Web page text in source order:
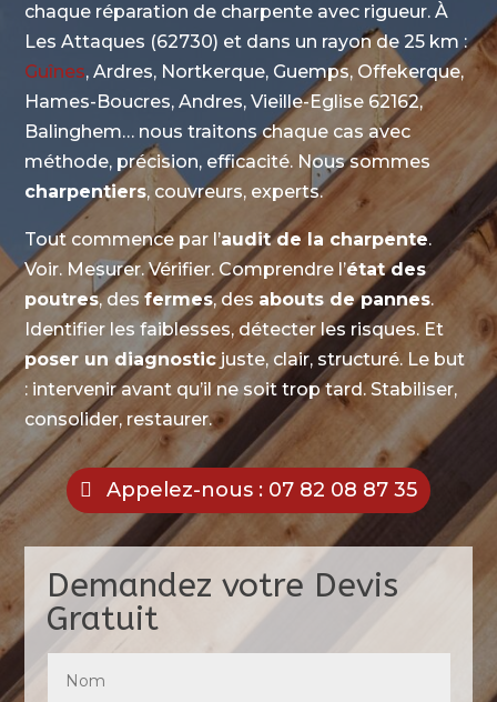
chaque réparation de charpente avec rigueur. À
Les Attaques (62730) et dans un rayon de 25 km :
Guînes, Ardres, Nortkerque, Guemps, Offekerque,
Hames-Boucres, Andres, Vieille-Eglise 62162,
Balinghem… nous traitons chaque cas avec
méthode, précision, efficacité. Nous sommes
charpentiers, couvreurs, experts.
Tout commence par l’audit de la charpente.
Voir. Mesurer. Vérifier. Comprendre l’état des
poutres, desfermes, des abouts de pannes.
Identifier les faiblesses, détecter les risques. Et
poser un diagnostic juste, clair, structuré. Le but
: intervenir avant qu’il ne soit trop tard. Stabiliser,
consolider, restaurer.
Appelez-nous : 07 82 08 87 35
Demandez votre Devis
Gratuit